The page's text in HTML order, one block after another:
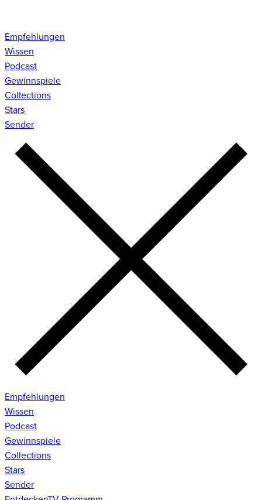
Empfehlungen
Wissen
Podcast
Gewinnspiele
Collections
Stars
Sender
Empfehlungen
Wissen
Podcast
Gewinnspiele
Collections
Stars
Sender